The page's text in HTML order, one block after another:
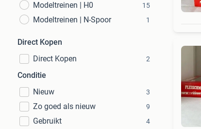
Modeltreinen | H0
15
Modeltreinen | N-Spoor 1
Direct Kopen
Direct Kopen
2
Conditie
Nieuw
3
Zo goed als nieuw 9
Gebruikt 4